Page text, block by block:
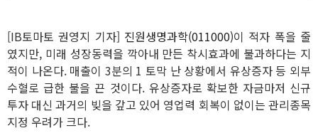
[IB토마토 권영지 기자] 진원생명과학(011000)이 적자 폭을 줄
였지만, 미래 성장동력을 깍아내 만든 착시효과에 불과하다는 지
적이 나온다. 매출이 3분의 1 토막 난 상황에서 유상증자 등 외부
수혈로 급한 불을 끈 것이다. 유상증자로 확보한 자금마저 신규
투자 대신 과거의 빚을 갚고 있어 영업력 회복이 없이는 관리종목
지정 우려가 크다.